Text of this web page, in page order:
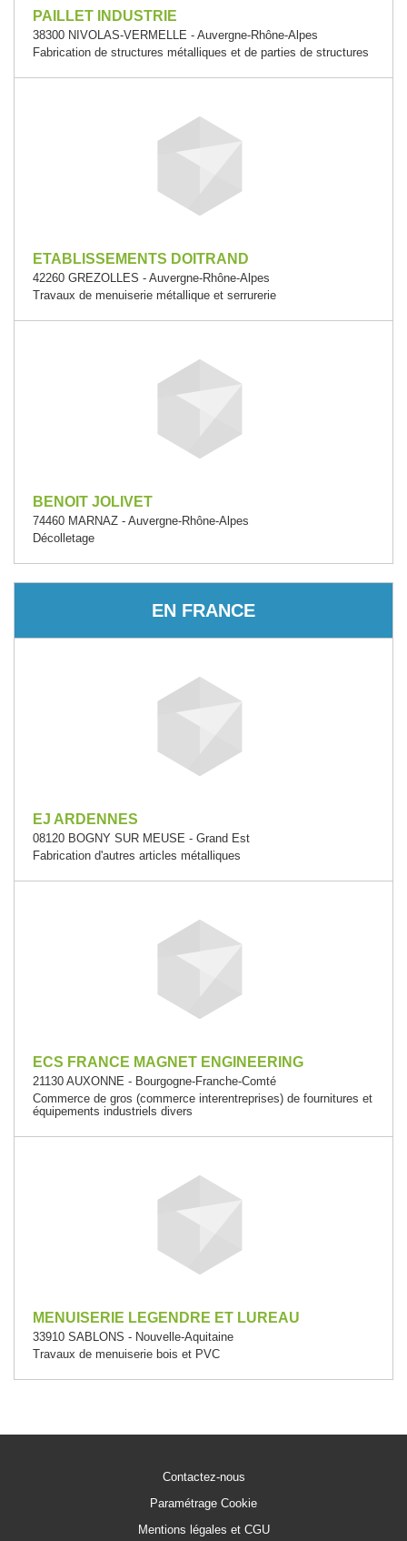
PAILLET INDUSTRIE
38300 NIVOLAS-VERMELLE - Auvergne-Rhône-Alpes
Fabrication de structures métalliques et de parties de structures
ETABLISSEMENTS DOITRAND
42260 GREZOLLES - Auvergne-Rhône-Alpes
Travaux de menuiserie métallique et serrurerie
BENOIT JOLIVET
74460 MARNAZ - Auvergne-Rhône-Alpes
Décolletage
EN FRANCE
EJ ARDENNES
08120 BOGNY SUR MEUSE - Grand Est
Fabrication d'autres articles métalliques
ECS FRANCE MAGNET ENGINEERING
21130 AUXONNE - Bourgogne-Franche-Comté
Commerce de gros (commerce interentreprises) de fournitures et
équipements industriels divers
MENUISERIE LEGENDRE ET LUREAU
33910 SABLONS - Nouvelle-Aquitaine
Travaux de menuiserie bois et PVC
Contactez-nous
Paramétrage Cookie
Mentions légales et CGU